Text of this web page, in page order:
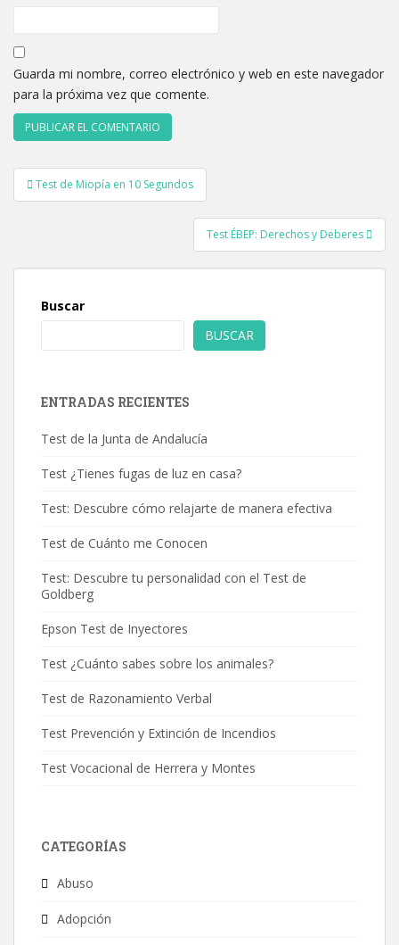
Guarda mi nombre, correo electrónico y web en este navegador
para la próxima vez que comente.
Navegación
de
Test de Miopía en 10 Segundos
Test ÉBEP: Derechos y Deberes
Buscar
BUSCAR
ENTRADAS RECIENTES
Test de la Junta de Andalucía
Test ¿Tienes fugas de luz en casa?
Test: Descubre cómo relajarte de manera efectiva
Test de Cuánto me Conocen
Test: Descubre tu personalidad con el Test de
Goldberg
Epson Test de Inyectores
Test ¿Cuánto sabes sobre los animales?
Test de Razonamiento Verbal
Test Prevención y Extinción de Incendios
Test Vocacional de Herrera y Montes
CATEGORÍAS
Abuso
Adopción